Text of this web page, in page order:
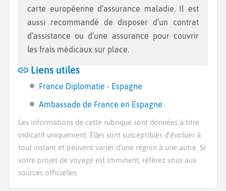
carte européenne d’assurance maladie. Il est
aussi recommandé de disposer d’un contrat
d’assistance ou d’une assurance pour couvrir
les frais médicaux sur place.
Liens utiles
France Diplomatie - Espagne
Ambassade de France en Espagne
Les informations de cette rubrique sont données à titre
indicatif uniquement. Elles sont susceptibles d’évoluer à
tout instant et peuvent varier d’une région à une autre. Si
votre projet de voyage est imminent, référez vous aux
sources officielles.